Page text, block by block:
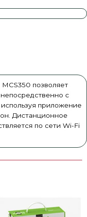
позволяет
с
приложение
Дистанционное
по сети Wi-Fi